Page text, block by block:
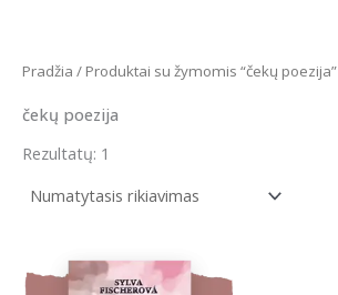
Pradžia / Produktai su žymomis “čekų poezija”
čekų poezija
Rezultatų: 1